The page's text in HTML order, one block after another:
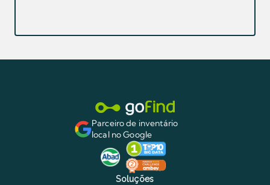
Parceiro de inventário
local no Google
Soluções